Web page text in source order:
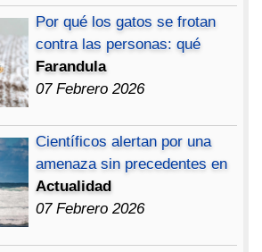
Por qué los gatos se frotan
contra las personas: qué
Farandula
07 Febrero 2026
Científicos alertan por una
amenaza sin precedentes en
Actualidad
07 Febrero 2026